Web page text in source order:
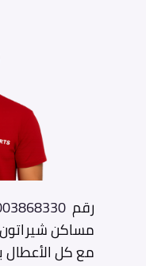
رقم
مساكن
مع كل الأعطال